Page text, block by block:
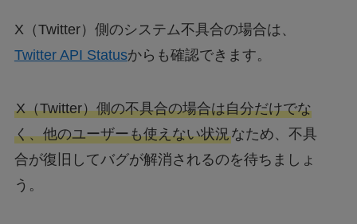
X（Twitter）側のシステム不具合の場合は、
Twitter API Statusからも確認できます。
X（Twitter）側の不具合の場合は自分だけでな
く、他のユーザーも使えない状況なため、不具
合が復旧してバグが解消されるのを待ちましょ
う。